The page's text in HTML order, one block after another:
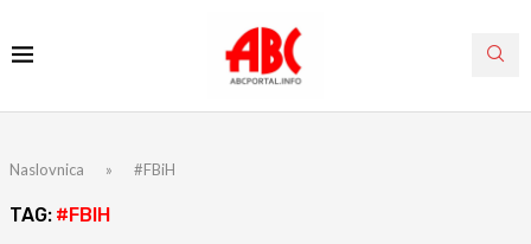
Naslovnica » #FBiH
TAG: #FBIH